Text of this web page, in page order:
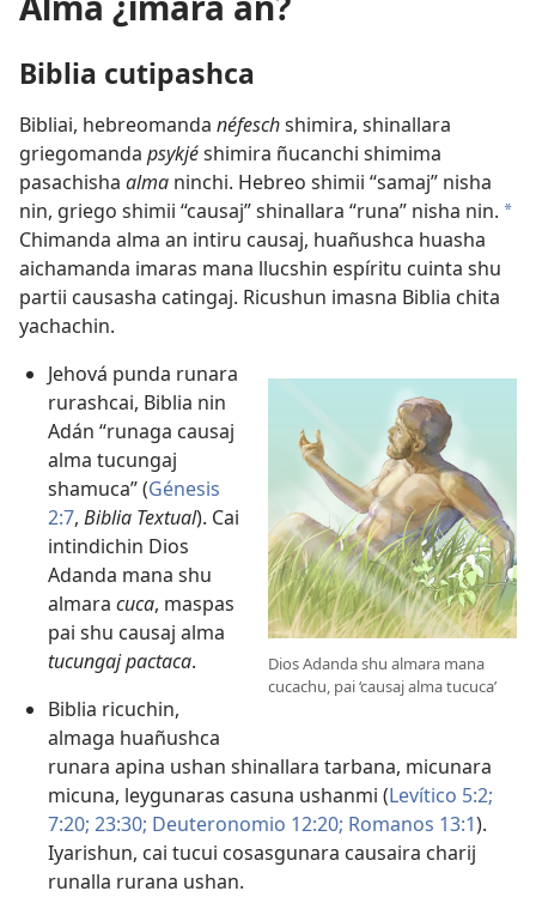
Biblia cutipashca
Bibliai, hebreomanda néfeschshimira, shinallara
griegomanda psykjéshimira ñucanchi shimima
pasachisha alma ninchi. Hebreo shimii “samaj” nisha
nin, griego shimii “causaj” shinallara “runa” nisha nin. a
Chimanda alma an intiru causaj, huañushca huasha
aichamanda imaras mana llucshin espíritu cuinta shu
partii causasha catingaj. Ricushun imasna Biblia chita
yachachin.
Dios Adanda shu almara mana
cucachu, pai ‘causaj alma tucuca’
Jehová punda runara
rurashcai, Biblia nin
Adán “runaga causaj
alma tucungaj
shamuca” (Génesis
2:7, Biblia Textual). Cai
intindichin Dios
Adanda mana shu
almara cuca, maspas
pai shu causaj alma
tucungaj pactaca.
Biblia ricuchin,
almaga huañushca
runara apina ushan shinallara tarbana, micunara
micuna, leygunaras casuna ushanmi (Levítico 5:2;
7:20; 23:30; Deuteronomio 12:20; Romanos 13:1).
Iyarishun, cai tucui cosasgunara causaira charij
runalla rurana ushan.